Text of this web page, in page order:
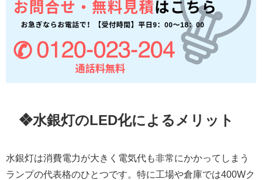
❖水銀灯のLED化によるメリット
水銀灯は消費電力が大きく電気代も非常にかかってしまう
ランプの代表格のひとつです。特に工場や倉庫では400Wク